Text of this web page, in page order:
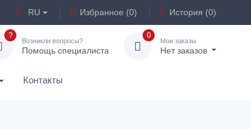
RU Избранное (0) История (0)
?
Возникли вопросы?
Помощь специалиста
0
Мои заказы
Нет заказов
Контакты